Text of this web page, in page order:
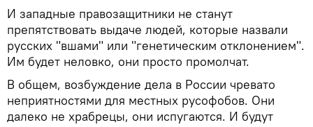
И западные правозащитники не станут
препятствовать выдаче людей, которые назвали
русских "вшами" или "генетическим отклонением".
Им будет неловко, они просто промолчат.
В общем, возбуждение дела в России чревато
неприятностями для местных русофобов. Они
далеко не храбрецы, они испугаются. И будут